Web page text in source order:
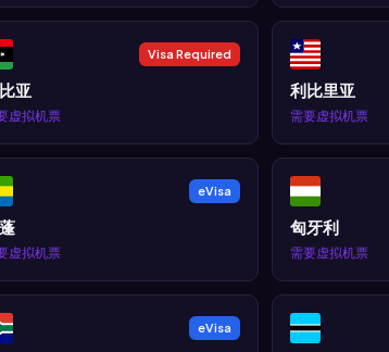
Visa Required
亚
虚拟机票
利比里亚
需要虚拟机票
eVisa
虚拟机票
匈牙利
需要虚拟机票
eVisa